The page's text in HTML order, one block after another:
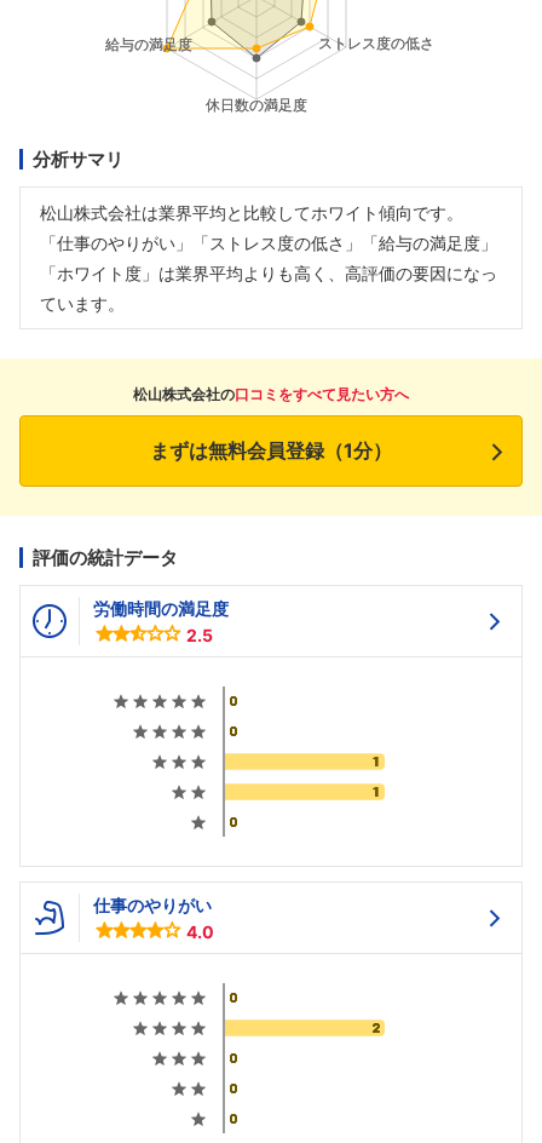
分析サマリ
松山株式会社は業界平均と比較してホワイト傾向です。
「仕事のやりがい」「ストレス度の低さ」「給与の満足度」
「ホワイト度」は業界平均よりも高く、高評価の要因になっ
ています。
松山株式会社の口コミをすべて見たい方へ
まずは無料会員登録（1分）
評価の統計データ
労働時間の満足度
2.5
仕事のやりがい
4.0